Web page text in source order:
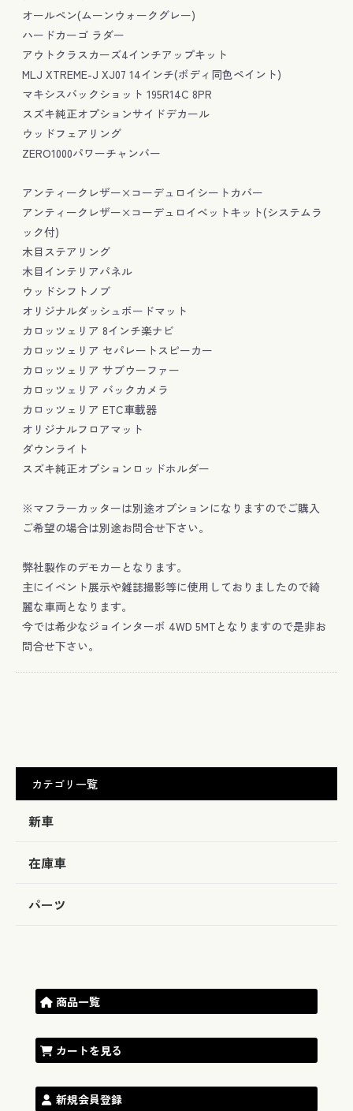
オールペン(ムーンウォークグレー)
ハードカーゴ ラダー
アウトクラスカーズ4インチアップキット
MLJ XTREME-J XJ07 14インチ(ボディ同色ペイント)
マキシスバックショット 195R14C 8PR
スズキ純正オプションサイドデカール
ウッドフェアリング
ZERO1000パワーチャンバー
アンティークレザー×コーデュロイシートカバー
アンティークレザー×コーデュロイベットキット(システムラ
ック付)
木目ステアリング
木目インテリアパネル
ウッドシフトノブ
オリジナルダッシュボードマット
カロッツェリア 8インチ楽ナビ
カロッツェリア セパレートスピーカー
カロッツェリア サブウーファー
カロッツェリア バックカメラ
カロッツェリア ETC車載器
オリジナルフロアマット
ダウンライト
スズキ純正オプションロッドホルダー
※マフラーカッターは別途オプションになりますのでご購入
ご希望の場合は別途お問合せ下さい。
弊社製作のデモカーとなります。
主にイベント展示や雑誌撮影等に使用しておりましたので綺
麗な車両となります。
今では希少なジョインターボ 4WD 5MTとなりますので是非お
問合せ下さい。
カテゴリ一覧
新車
在庫車
パーツ
商品一覧
カートを見る
新規会員登録